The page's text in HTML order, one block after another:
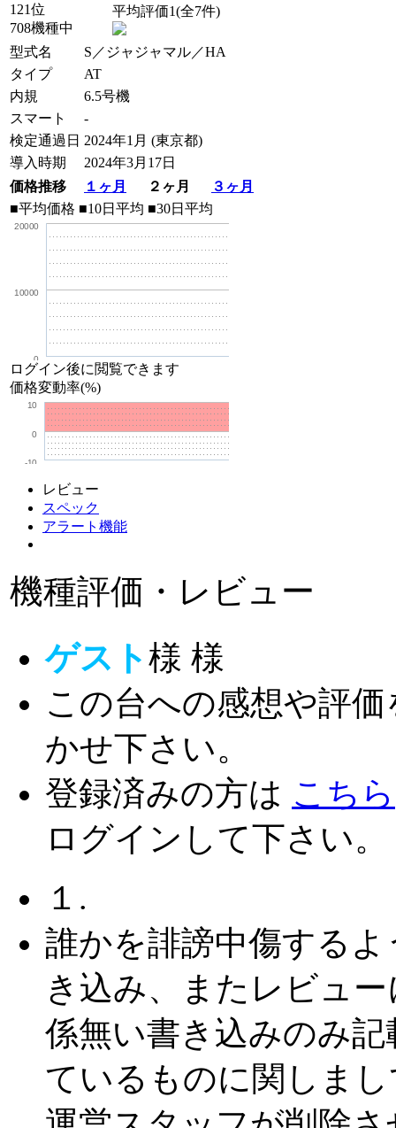
121位
708機種中
平均評価1(全7件)
型式名
S／ジャジャマル／HA
タイプ
AT
内規
6.5号機
スマート
-
検定通過日 2024年1月 (東京都)
導入時期
2024年3月17日
価格推移
１ヶ月 ２ヶ月
３ヶ月
■平均価格 ■10日平均 ■30日平均
0
10000
20000
ログイン後に閲覧できます
価格変動率(%)
-10
0
10
レビュー
スペック
アラート機能
機種評価・レビュー
ゲスト様 様
この台への感想や評価
かせ下さい。
登録済みの方は こちら
ログインして下さい。
１.
誰かを誹謗中傷するよ
き込み、またレビュー
係無い書き込みのみ記
ているものに関しま